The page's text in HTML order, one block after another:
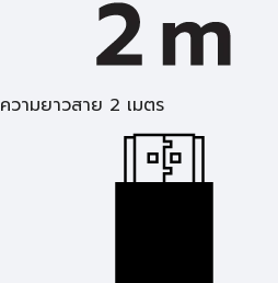
ความยาวสาย 2 เมตร